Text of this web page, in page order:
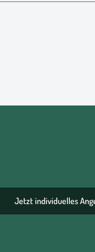
Jetzt individuelles